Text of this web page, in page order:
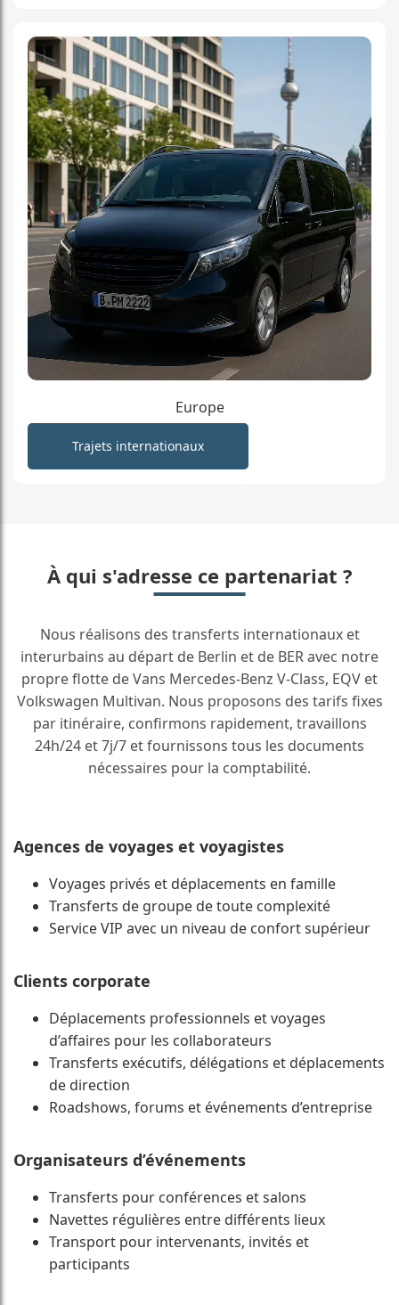
Europe
Trajets internationaux
À qui s'adresse ce partenariat ?
Nous réalisons des transferts internationaux et
interurbains au départ de Berlin et de BER avec notre
propre flotte de Vans Mercedes-Benz V-Class, EQV et
Volkswagen Multivan. Nous proposons des tarifs fixes
par itinéraire, confirmons rapidement, travaillons
24h/24 et 7j/7 et fournissons tous les documents
nécessaires pour la comptabilité.
Agences de voyages et voyagistes
Voyages privés et déplacements en famille
Transferts de groupe de toute complexité
Service VIP avec un niveau de confort supérieur
Clients corporate
Déplacements professionnels et voyages
d’affaires pour les collaborateurs
Transferts exécutifs, délégations et déplacements
de direction
Roadshows, forums et événements d’entreprise
Organisateurs d’événements
Transferts pour conférences et salons
Navettes régulières entre différents lieux
Transport pour intervenants, invités et
participants